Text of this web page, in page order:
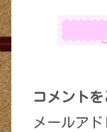
コメント
メールア